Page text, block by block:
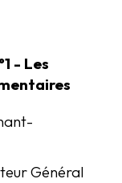
- Les
Général